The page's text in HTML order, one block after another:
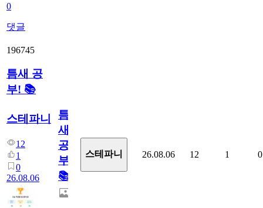
0
댓글
196745
틈새 공
부! 📚
스테파니
12
1
0
26.08.06
틈
새
공
부!
📚
스테파니 26.08.06 12 1 0